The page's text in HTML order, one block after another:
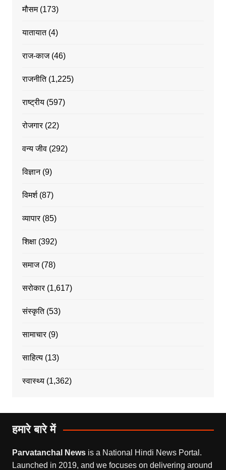
मौसम(173)
यातायात(4)
राज-काज(46)
राजनीति(1,225)
राष्ट्रीय(597)
रोजगार(22)
वन्य जीव(292)
विज्ञान(9)
विमर्श(87)
व्यापार(85)
शिक्षा(392)
समाज(78)
सरोकार(1,617)
संस्कृति(53)
सामाचार(9)
साहित्य(13)
स्वास्थ्य(1,362)
हमारे बारे में
Parvatanchal Newsis a National Hindi News Portal.
Launched in 2019, and we focuses on delivering around